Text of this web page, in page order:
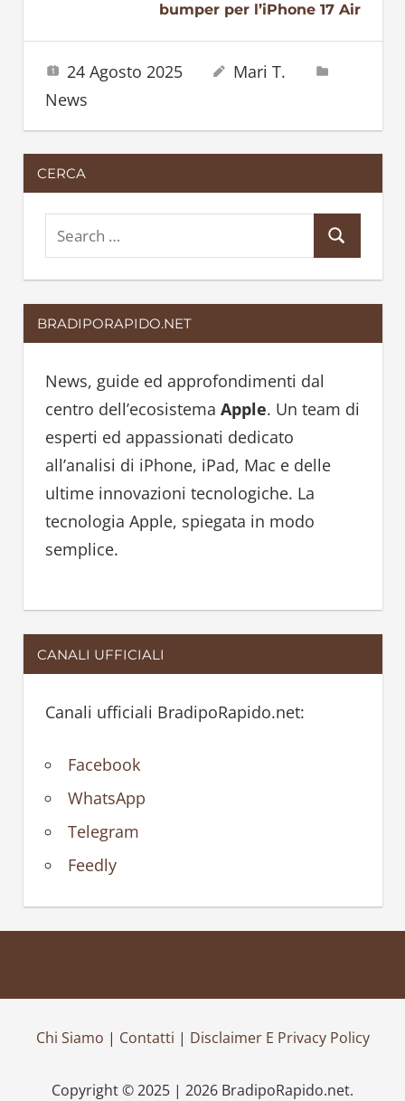
bumper per l’iPhone 17 Air
24 Agosto 2025
Mari T.
News
CERCA
e
a
r
c
e
a
BRADIPORAPIDO.NET
News, guide ed approfondimenti dal
centro dell’ecosistema Apple. Un team di
esperti ed appassionati dedicato
all’analisi di iPhone, iPad, Mac e delle
ultime innovazioni tecnologiche. La
tecnologia Apple, spiegata in modo
semplice.
CANALI UFFICIALI
Canali ufficiali BradipoRapido.net:
Facebook
WhatsApp
Telegram
Feedly
Chi Siamo | Contatti | Disclaimer E Privacy Policy
Copyright © 2025 | 2026 BradipoRapido.net.